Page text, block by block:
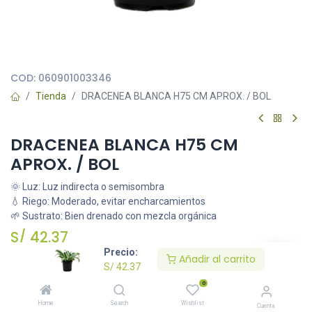
Precio:
S/42.37
Añadir al carrito
Home Search
0
Wishlist Cuenta
COD: 060901003346
Tienda DRACENEA BLANCA H75 CM APROX. / BOL
DRACENEA BLANCA H75 CM
APROX. / BOL
🌞 Luz: Luz indirecta o semisombra
💧 Riego: Moderado, evitar encharcamientos
🌱 Sustrato: Bien drenado con mezcla orgánica
S/ 42.37
Añadir al carrito